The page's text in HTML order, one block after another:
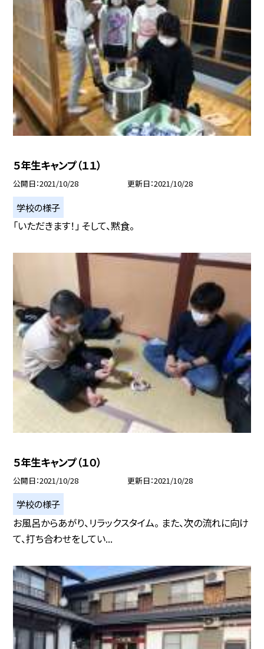
５年生キャンプ（１１）
公開日 2021/10/28 更新日 2021/10/28
学校の様子
「いただきます！」 そして、黙食。
５年生キャンプ（１０）
公開日 2021/10/28 更新日 2021/10/28
学校の様子
お風呂からあがり、リラックスタイム。 また、次の流れに向け
て、打ち合わせをしてい...